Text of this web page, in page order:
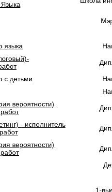
языка
с детьми
вероятности)
- исполнитель
вероятности)
1-